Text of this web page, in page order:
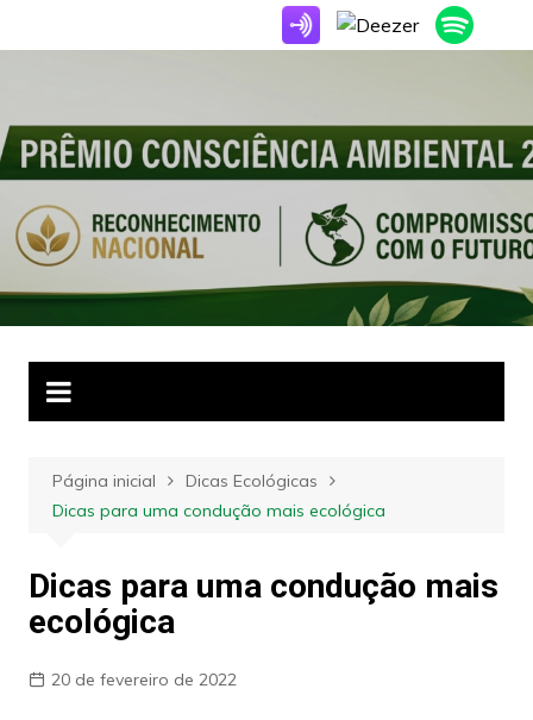
para
Página inicial
Dicas Ecológicas
Dicas para uma condução mais ecológica
Dicas para uma condução mais
ecológica
20 de fevereiro de 2022